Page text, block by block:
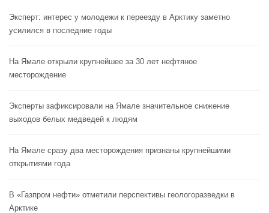
Эксперт: интерес у молодежи к переезду в Арктику заметно
усилился в последние годы
На Ямале открыли крупнейшее за 30 лет нефтяное
месторождение
Эксперты зафиксировали на Ямале значительное снижение
выходов белых медведей к людям
На Ямале сразу два месторождения признаны крупнейшими
открытиями года
В «Газпром нефти» отметили перспективы геологоразведки в
Арктике